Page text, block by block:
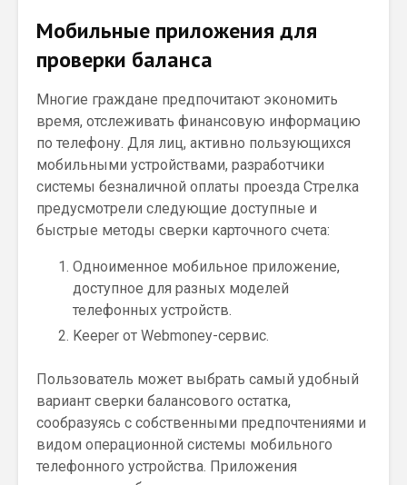
Мобильные приложения для
проверки баланса
Многие граждане предпочитают экономить
время, отслеживать финансовую информацию
по телефону. Для лиц, активно пользующихся
мобильными устройствами, разработчики
системы безналичной оплаты проезда Стрелка
предусмотрели следующие доступные и
быстрые методы сверки карточного счета:
Одноименное мобильное приложение,
доступное для разных моделей
телефонных устройств.
Keeper от Webmoney-сервис.
Пользователь может выбрать самый удобный
вариант сверки балансового остатка,
сообразуясь с собственными предпочтениями и
видом операционной системы мобильного
телефонного устройства. Приложения